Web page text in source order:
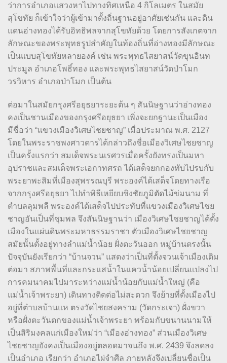
ว่าการอำเภอแสวงหาไปทางทิศเหนือ 4 กิโลเมตร ในสมัย
สุโขทัย ก็เข้าใจว่าผู้เข้ามาตั้งถิ่นฐานอยู่อาศัยเช่นกัน และดิน
แดนอ่างทองได้รับอิทธิพลจากสุโขทัยด้วย โดยการสังเกตจาก
ลักษณะของพระพุทธรูปสำคัญในท้องถิ่นที่อ่างทองมีลักษณะ
เป็นแบบสุโขทัยหลายองค์ เช่น พระพุทธไสยาสน์วัดขุนอินท
ประมูล อำเภอโพธิ์ทอง และพระพุทธไสยาสน์วัดป่าโมก
วรวิหาร อำเภอป่าโมก เป็นต้น
ต่อมาในสมัยกรุงศรีอยุธยาระยะต้น ๆ สันนิษฐานว่าอ่างทอง
คงเป็นชานเมืองของกรุงศรีอยุธยา เพิ่งจะยกฐานะเป็นเมือง
มีชื่อว่า “แขวงเมืองวิเศษไชยชาญ” เมื่อประมาณ พ.ศ. 2127
โดยในพระราชพงศาวดารได้กล่าวถึงชื่อเมืองวิเศษไชยชาญ
เป็นครั้งแรกว่า สมเด็จพระนเรศวรเมื่อครั้งยังทรงเป็นมหา
อุปราชและสมเด็จพระเอกาทศรถ ได้เสด็จยกกองทับไปรบกับ
พระยาพะสิมที่เมืองสุพรรณบุรี พระองค์ได้เสด็จโดยทางเรือ
จากกรุงศรีอยุธยา ไปทำพิธีเหยียบชิงชัยภูมิตัดไม้ข่มนาม ที่
ตำบลลุมพลี พระองค์ได้เสด็จไปประทับที่แขวงเมืองวิเศษไชย
ชาญอันเป็นที่ชุมพล จึงสันนิษฐานว่า เมืองวิเศษไชยชาญได้ตั้ง
เมืองในแผ่นดินพระมหาธรรมราชา ตัวเมืองวิเศษไชยชาญ
สมัยนั้นตั้งอยู่ทางลำแม่น้ำน้อย ฝั่งตะวันออก หมู่บ้านตรงนั้น
ปัจจุบันยังเรียกว่า “บ้านจวน” แสดงว่าเป็นที่ตั้งจวนเจ้าเมืองเดิม
ต่อมา สภาพพื้นที่และกระแสน้ำในแควน้ำน้อยเปลี่ยนแปลงไป
การคมนาคมไปมาระหว่างแม่น้ำน้อยกับแม่น้ำใหญ่ (คือ
แม่น้ำเจ้าพระยา) เดินทางติดต่อไม่สะดวก จึงย้ายที่ตั้งเมืองไป
อยู่ที่ตำบลบ้านแห ตรงวัดไชยสงคราม (วัดกระเจา) ฝั่งขวา
หรือฝั่งตะวันตกของแม่น้ำเจ้าพระยา พร้อมกับขนานนามให้
เป็นสิริมงคลแก่เมืองใหม่ว่า “เมืองอ่างทอง” ส่วนเมืองวิเศษ
ไชยชาญยังคงเป็นเมืองอยู่ตลอดมาจนถึง พ.ศ. 2439 จึงลดลง
เป็นอำเภอ เรียกว่า อำเภอไผ่จำศีล ภายหลังจึงเปลี่ยนชื่อเป็น